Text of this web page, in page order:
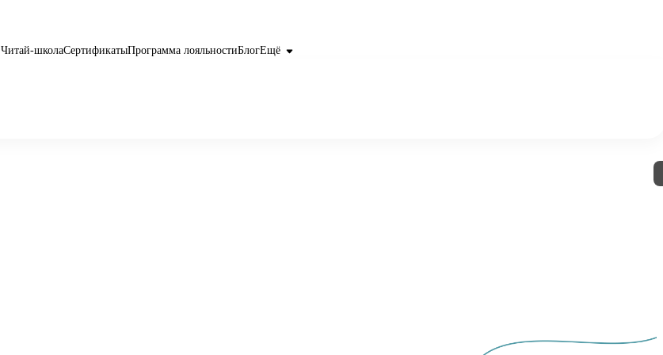
Читай-школаСертификатыПрограмма лояльностиБлогЕщё